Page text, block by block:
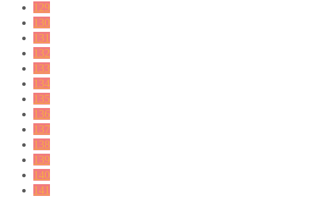
129
130
131
132
133
134
135
136
137
138
139
140
141